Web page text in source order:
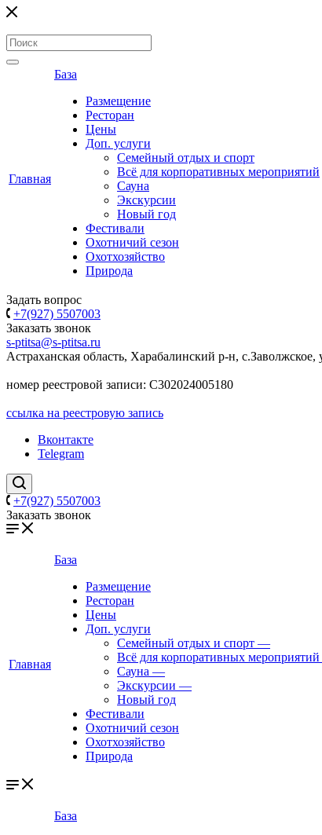
Главная
База
Размещение
Ресторан
Цены
Доп. услуги
Семейный отдых и спорт
Всё для корпоративных мероприятий
Сауна
Экскурсии
Новый год
Фестивали
Охотничий сезон
Охотхозяйство
Природа
Задать вопрос
+7(927) 5507003
Заказать звонок
s-ptitsa@s-ptitsa.ru
Астраханская область, Харабалинский р-н, с.Заволжское,
номер реестровой записи: С302024005180
ссылка на реестровую запись
Вконтакте
Telegram
+7(927) 5507003
Заказать звонок
Главная
База
Размещение
Ресторан
Цены
Доп. услуги
Семейный отдых и спорт —
Всё для корпоративных мероприятий
Сауна —
Экскурсии —
Новый год
Фестивали
Охотничий сезон
Охотхозяйство
Природа
База